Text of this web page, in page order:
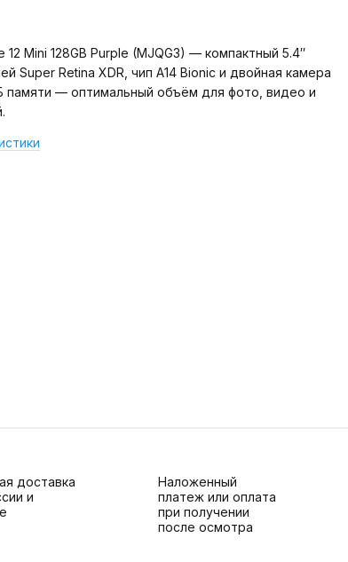
12 Mini 128GB Purple (MJQG3) — компактный 5.4″
Super Retina XDR, чип A14 Bionic и двойная камера
памяти — оптимальный объём для фото, видео и
доставка
и
Наложенный
платеж или оплата
при получении
после осмотра